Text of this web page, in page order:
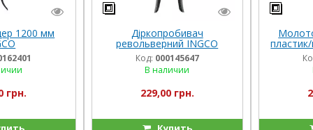
1200 мм
грн.
Діркопробивач
револьверний INGCO
Код: 000145647
В наличии
229,00 грн.